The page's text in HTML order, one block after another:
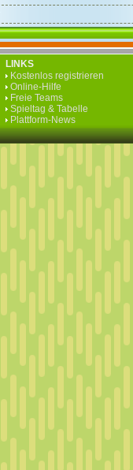
LINKS
Kostenlos registrieren
Online-Hilfe
Freie Teams
Spieltag & Tabelle
Plattform-News